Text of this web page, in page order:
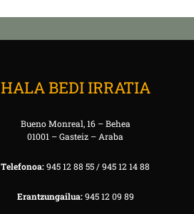
HALA BEDI IRRATIA
Bueno Monreal, 16 – Behea
01001 – Gasteiz – Araba
Telefonoa:945 12 88 55 / 945 12 14 88
Erantzungailua:945 12 09 89